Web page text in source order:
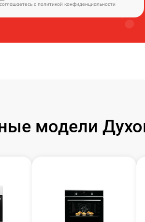
c политикой конфиденциальности
модели